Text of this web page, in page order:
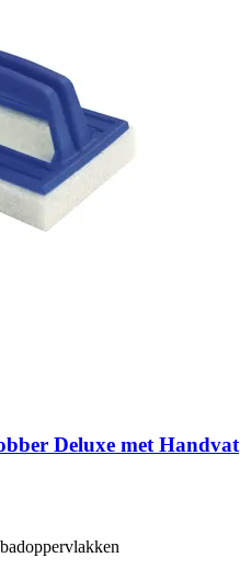
Deluxe met Handvat